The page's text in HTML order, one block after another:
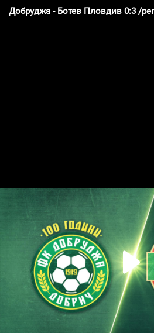
Добруджа - Ботев Пловдив 0:3 /